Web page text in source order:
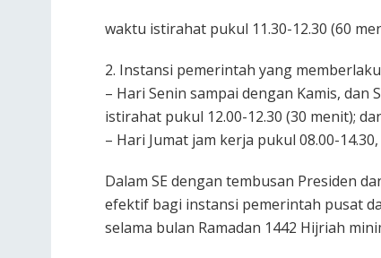
waktu istirahat pukul 11.30-12.30 (60
2. Instansi pemerintah yang
– Hari Senin sampai dengan Kamis, dan
istirahat pukul 12.00-12.30 (30 menit);
– Hari Jumat jam kerja pukul 08.00-
Dalam SE dengan tembusan Presiden
efektif bagi instansi pemerintah pusat
selama bulan Ramadan 1442 Hijriah